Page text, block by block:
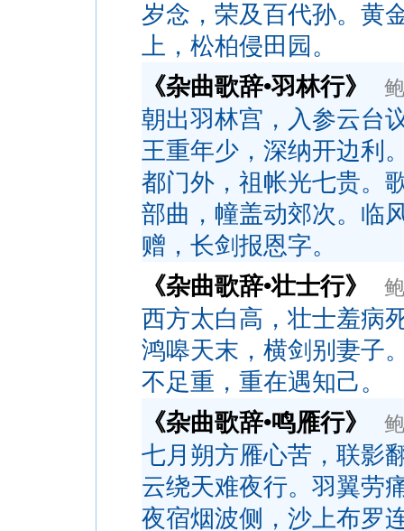
岁念，荣及百代孙。黄
上，松柏侵田园。
《杂曲歌辞•羽林行》
朝出羽林宫，入参云台
王重年少，深纳开边利
都门外，祖帐光七贵。
部曲，幢盖动郊次。临
赠，长剑报恩字。
《杂曲歌辞•壮士行》
西方太白高，壮士羞病
鸿嗥天末，横剑别妻子
不足重，重在遇知己。
《杂曲歌辞•鸣雁行》
七月朔方雁心苦，联影
云绕天难夜行。羽翼劳
夜宿烟波侧，沙上布罗